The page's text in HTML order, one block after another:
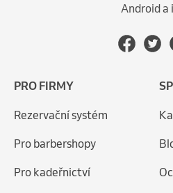
Android a
PRO FIRMY
Rezervační systém
Pro barbershopy
Pro kadeřnictví